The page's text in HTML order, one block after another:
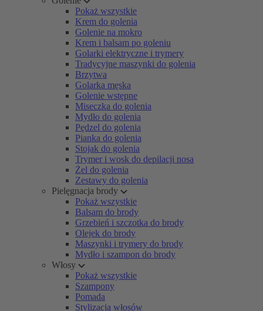
Pokaż wszystkie
Krem do golenia
Golenie na mokro
Krem i balsam po goleniu
Golarki elektryczne i trymery
Tradycyjne maszynki do golenia
Brzytwa
Golarka męska
Golenie wstępne
Miseczka do golenia
Mydło do golenia
Pędzel do golenia
Pianka do golenia
Stojak do golenia
Trymer i wosk do depilacji nosa
Żel do golenia
Zestawy do golenia
Pielęgnacja brody
Pokaż wszystkie
Balsam do brody
Grzebień i szczotka do brody
Olejek do brody
Maszynki i trymery do brody
Mydło i szampon do brody
Włosy
Pokaż wszystkie
Szampony
Pomada
Stylizacja włosów